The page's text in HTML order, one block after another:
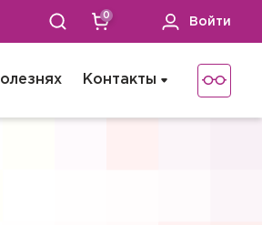
0
Войти
Контакты